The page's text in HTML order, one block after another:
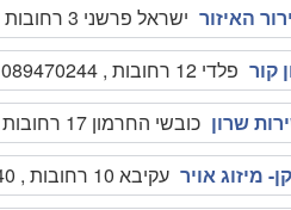
האיזור ישראל פרשני 3 רחובות , 0522569720
קור פלדי 12 רחובות , 089470244
שרון כובשי החרמון 17 רחובות , 0522336535
מיזוג אויר עקיבא 10 רחובות , 0547245540